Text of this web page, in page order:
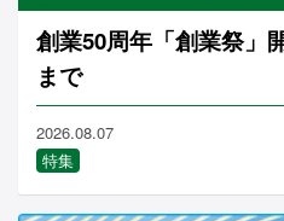
創業50周年「創業祭」
まで
2026.08.07
特集